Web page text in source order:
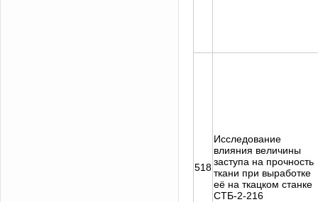
518
Исследование
влияния величины
заступа на прочность
ткани при выработке
её на ткацком станке
СТБ-2-216